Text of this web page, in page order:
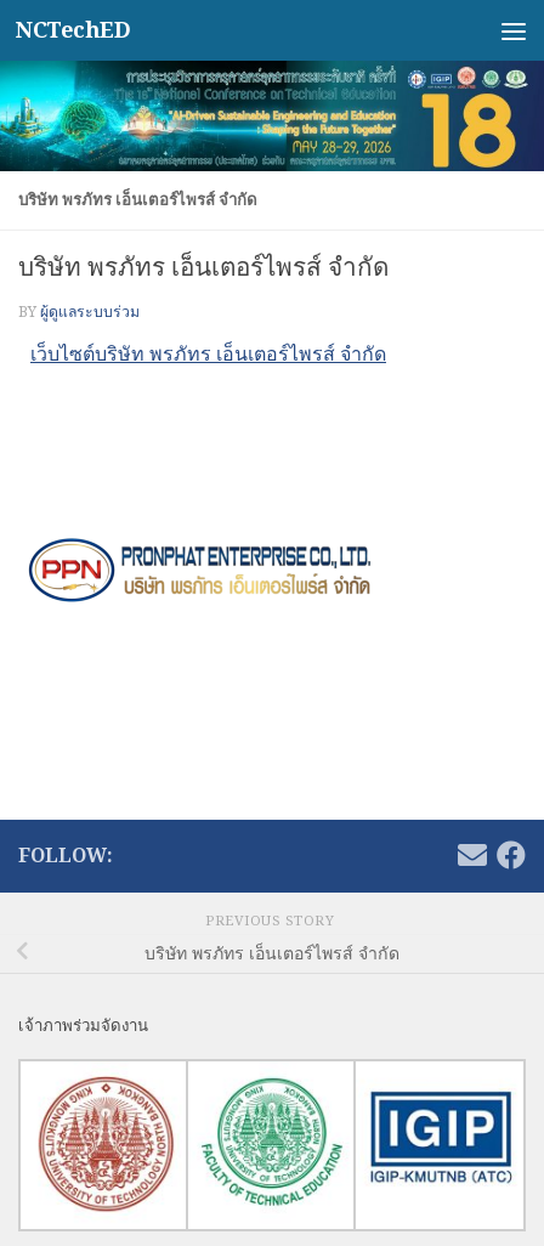
Skip to content
NCTechED
บริษัท พรภัทร เอ็นเตอร์ไพรส์ จำกัด
บริษัท พรภัทร เอ็นเตอร์ไพรส์ จำกัด
BY ผู้ดูแลระบบร่วม
เว็บไซต์บริษัท พรภัทร เอ็นเตอร์ไพรส์ จำกัด
FOLLOW:
PREVIOUS STORY
บริษัท พรภัทร เอ็นเตอร์ไพรส์ จำกัด
เจ้าภาพร่วมจัดงาน